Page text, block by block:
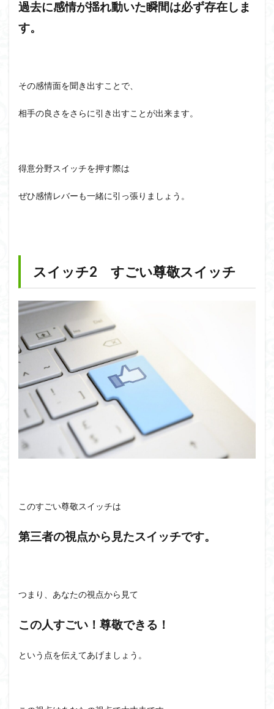
過去に感情が揺れ動いた瞬間は必ず存在しま
す。
その感情面を聞き出すことで、
相手の良さをさらに引き出すことが出来ます。
得意分野スイッチを押す際は
ぜひ感情レバーも一緒に引っ張りましょう。
スイッチ2 すごい尊敬スイッチ
このすごい尊敬スイッチは
第三者の視点から見たスイッチです。
つまり、あなたの視点から見て
この人すごい！尊敬できる！
という点を伝えてあげましょう。